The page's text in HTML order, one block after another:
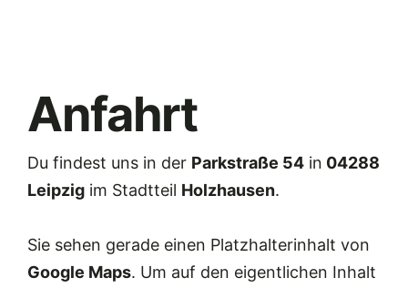
Anfahrt
Du findest uns in der Parkstraße 54in 04288
Leipzigim Stadtteil Holzhausen.
Sie sehen gerade einen Platzhalterinhalt von
Google Maps. Um auf den eigentlichen Inhalt